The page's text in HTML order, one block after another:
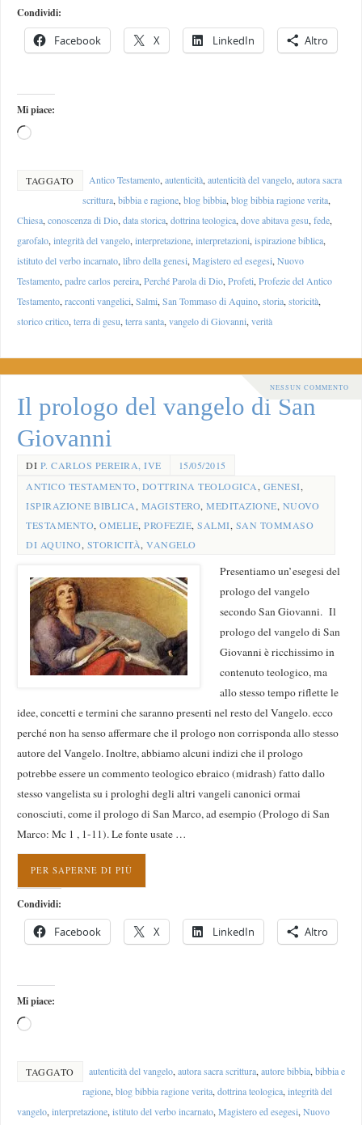
Condividi:
Facebook X LinkedIn Altro
Mi piace:
TAGGATO Antico Testamento, autenticità, autenticità del vangelo, autora sacra
scrittura, bibbia e ragione, blog bibbia, blog bibbia ragione verita,
Chiesa,conoscenza di Dio,data storica,dottrina teologica,dove abitava gesu,fede,
garofalo,integrità del vangelo,interpretazione,interpretazioni,ispirazione biblica,
istituto del verbo incarnato,libro della genesi,Magistero ed esegesi,Nuovo
Testamento,padre carlos pereira,Perché Parola di Dio,Profeti,Profezie del Antico
Testamento,racconti vangelici,Salmi,San Tommaso di Aquino,storia,storicità,
storico critico,terra di gesu,terra santa,vangelo di Giovanni,verità
NESSUN COMMENTO
Il prologo del vangelo di San
Giovanni
DI P. CARLOS PEREIRA, IVE
15/05/2015
ANTICO TESTAMENTO, DOTTRINA TEOLOGICA, GENESI,
ISPIRAZIONE BIBLICA, MAGISTERO,MEDITAZIONE, NUOVO
TESTAMENTO,OMELIE,PROFEZIE,SALMI, SAN TOMMASO
DI AQUINO, STORICITÀ,VANGELO
Presentiamo un’esegesi del
prologo del vangelo
secondo San Giovanni. Il
prologo del vangelo di San
Giovanni è ricchissimo in
contenuto teologico, ma
allo stesso tempo riflette le
idee, concetti e termini che saranno presenti nel resto del Vangelo. ecco
perché non ha senso affermare che il prologo non corrisponda allo stesso
autore del Vangelo. Inoltre, abbiamo alcuni indizi che il prologo
potrebbe essere un commento teologico ebraico (midrash) fatto dallo
stesso vangelista su i prologhi degli altri vangeli canonici ormai
conosciuti, come il prologo di San Marco, ad esempio (Prologo di San
Marco: Mc 1 , 1-11). Le fonte usate …
PER SAPERNE DI PIÙ
Condividi:
Facebook X LinkedIn Altro
Mi piace:
TAGGATO autenticità del vangelo, autora sacra scrittura, autore bibbia, bibbia e
ragione, blog bibbia ragione verita, dottrina teologica, integrità del
vangelo,interpretazione,istituto del verbo incarnato,Magistero ed esegesi,Nuovo